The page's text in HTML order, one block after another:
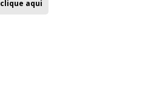
clique aqui